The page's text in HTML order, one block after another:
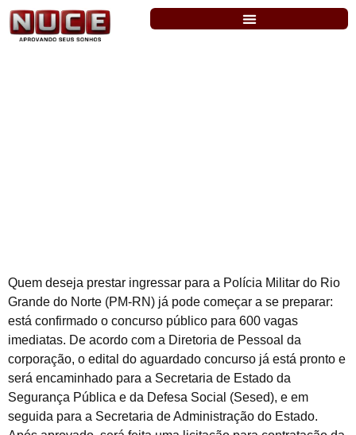
Quem deseja prestar ingressar para a Polícia Militar do Rio
Grande do Norte (PM-RN) já pode começar a se preparar:
está confirmado o concurso público para 600 vagas
imediatas. De acordo com a Diretoria de Pessoal da
corporação, o edital do aguardado concurso já está pronto e
será encaminhado para a Secretaria de Estado da
Segurança Pública e da Defesa Social (Sesed), e em
seguida para a Secretaria de Administração do Estado.